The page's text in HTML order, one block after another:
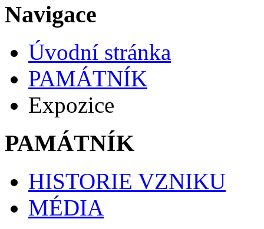
Navigace
Úvodní stránka
PAMÁTNÍK
Expozice
PAMÁTNÍK
HISTORIE VZNIKU
MÉDIA